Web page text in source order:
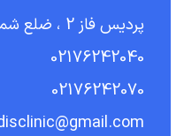
پردیس فاز 2 ، ضلع شمال غربی میدان امام
02176242040
02176242070